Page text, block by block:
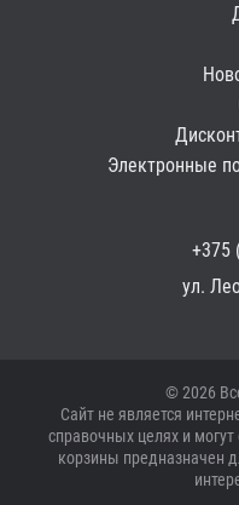
Электронные
+375
ул.
© 2026
Сайт не является
справочных целях и
корзины предназначен